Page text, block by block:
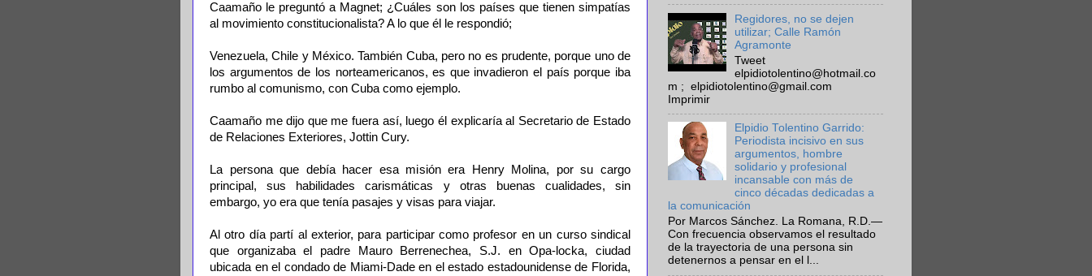
Caamaño le preguntó a Magnet; ¿Cuáles son los países que tienen simpatías
al movimiento constitucionalista? A lo que él le respondió;
Venezuela, Chile y México. También Cuba, pero no es prudente, porque uno de
los argumentos de los norteamericanos, es que invadieron el país porque iba
rumbo al comunismo, con Cuba como ejemplo.
Caamaño me dijo que me fuera así, luego él explicaría al Secretario de Estado
de Relaciones Exteriores, Jottin Cury.
La persona que debía hacer esa misión era Henry Molina, por su cargo
principal, sus habilidades carismáticas y otras buenas cualidades, sin
embargo, yo era que tenía pasajes y visas para viajar.
Al otro día partí al exterior, para participar como profesor en un curso sindical
que organizaba el padre Mauro Berrenechea, S.J. en Opa-locka, ciudad
ubicada en el condado de Miami-Dade en el estado estadounidense de Florida,
Regidores, no se dejen
utilizar; Calle Ramón
Agramonte
Tweet
elpidiotolentino@hotmail.co
m ; elpidiotolentino@gmail.com
Imprimir
Elpidio Tolentino Garrido:
Periodista incisivo en sus
argumentos, hombre
solidario y profesional
incansable con más de
cinco décadas dedicadas a
la comunicación
Por Marcos Sánchez. La Romana, R.D.—
Con frecuencia observamos el resultado
de la trayectoria de una persona sin
detenernos a pensar en el l...